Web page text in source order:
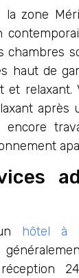
la zone
chambres
haut de
et
encore
hôtel à